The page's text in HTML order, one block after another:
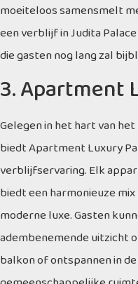
moeiteloos samensmelt
een verblijf in Judita
die gasten nog lang zal
3. Apartment
Gelegen in het hart van
biedt Apartment Luxury
verblijfservaring. Elk
biedt een harmonieuze
moderne luxe. Gasten
adembenemende uitzicht
balkon of ontspannen in